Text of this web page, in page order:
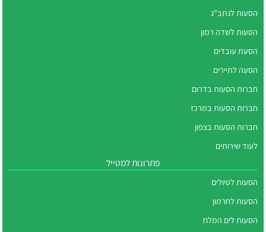
הסעות לנתב"ג
הסעות לשדה רמון
הסעת עובדים
הסעה לתיירים
חברות הסעות בדרום
חברות הסעות במרכז
חברות הסעות בצפון
לעוד שירותים
פתרונות למטייל
הסעות לטיולים
הסעות לחרמון
הסעות לים המלח